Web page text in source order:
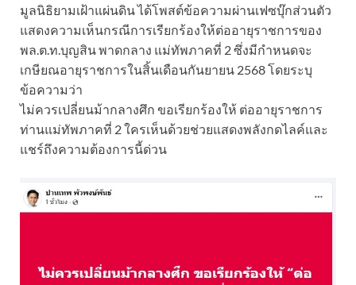
มูลนิธิยามเฝ้าแผ่นดิน ได้โพสต์ข้อความผ่านเฟซบุ๊กส่วนตัว
แสดงความเห็นกรณีการเรียกร้องให้ต่ออายุราชการของ
พล.ต.ท.บุญสิน พาดกลาง แม่ทัพภาคที่ 2 ซึ่งมีกำหนดจะ
เกษียณอายุราชการในสิ้นเดือนกันยายน 2568 โดยระบุ
ข้อความว่า
ไม่ควรเปลี่ยนม้ากลางศึก ขอเรียกร้องให้ ต่ออายุราชการ
ท่านแม่ทัพภาคที่ 2 ใครเห็นด้วยช่วยแสดงพลังกดไลค์และ
แชร์ถึงความต้องการนี้ด่วน